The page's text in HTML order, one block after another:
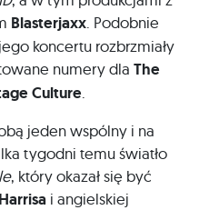
Blasterjaxx . Podobnie
koncertu rozbrzmiały
numery dla The
Culture
jeden wspólny i na
tygodni temu światło
, który okazał się być
i angielskiej